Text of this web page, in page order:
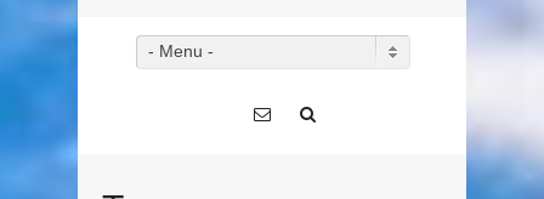
- Menu -